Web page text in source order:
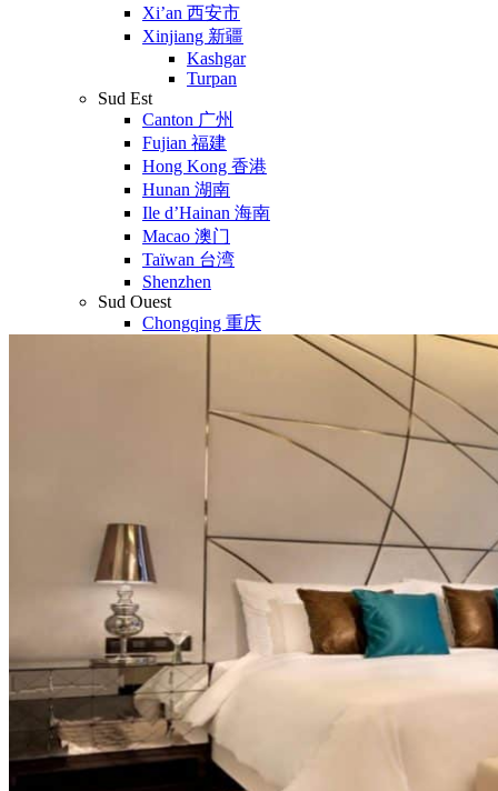
Xi’an 西安市
Xinjiang 新疆
Kashgar
Turpan
Sud Est
Canton 广州
Fujian 福建
Hong Kong 香港
Hunan 湖南
Ile d’Hainan 海南
Macao 澳门
Taïwan 台湾
Shenzhen
Sud Ouest
Chongqing 重庆
Sichuan 四川
Tibet 西藏
Circuits sur mesure
Nos Petits Groupes
Ambiance
Classique et incontournables
Culture & expériences
Nature et grands paysages
Famille et enfants
Trekking et aventure
Luxe et exception
Où et quand partir ?
Printemps
Eté
Automne